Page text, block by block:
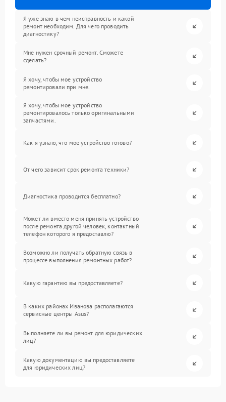
Я уже знаю в чем неисправность и какой
ремонт необходим. Для чего проводить
диагностику?
Мне нужен срочный ремонт. Сможете
сделать?
Я хочу, чтобы мое устройство
ремонтировали при мне.
Я хочу, чтобы мое устройство
ремонтировалось только оригинальными
запчастями.
Как я узнаю, что мое устройство готово?
От чего зависит срок ремонта техники?
Диагностика проводится бесплатно?
Может ли вместо меня принять устройство
после ремонта другой человек, контактный
телефон которого я предоставлю?
Возможно ли получать обратную связь в
процессе выполнения ремонтных работ?
Какую гарантию вы предоставляете?
В каких районах Иванова располагаются
сервисные центры Asus?
Выполняете ли вы ремонт для юридических
лиц?
Какую документацию вы предоставляете
для юридических лиц?